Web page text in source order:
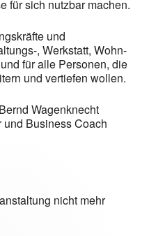
für sich nutzbar machen.
und
, Werkstatt, Wohn-
für alle Personen, die
und vertiefen wollen.
Wagenknecht
und Business Coach
nicht mehr